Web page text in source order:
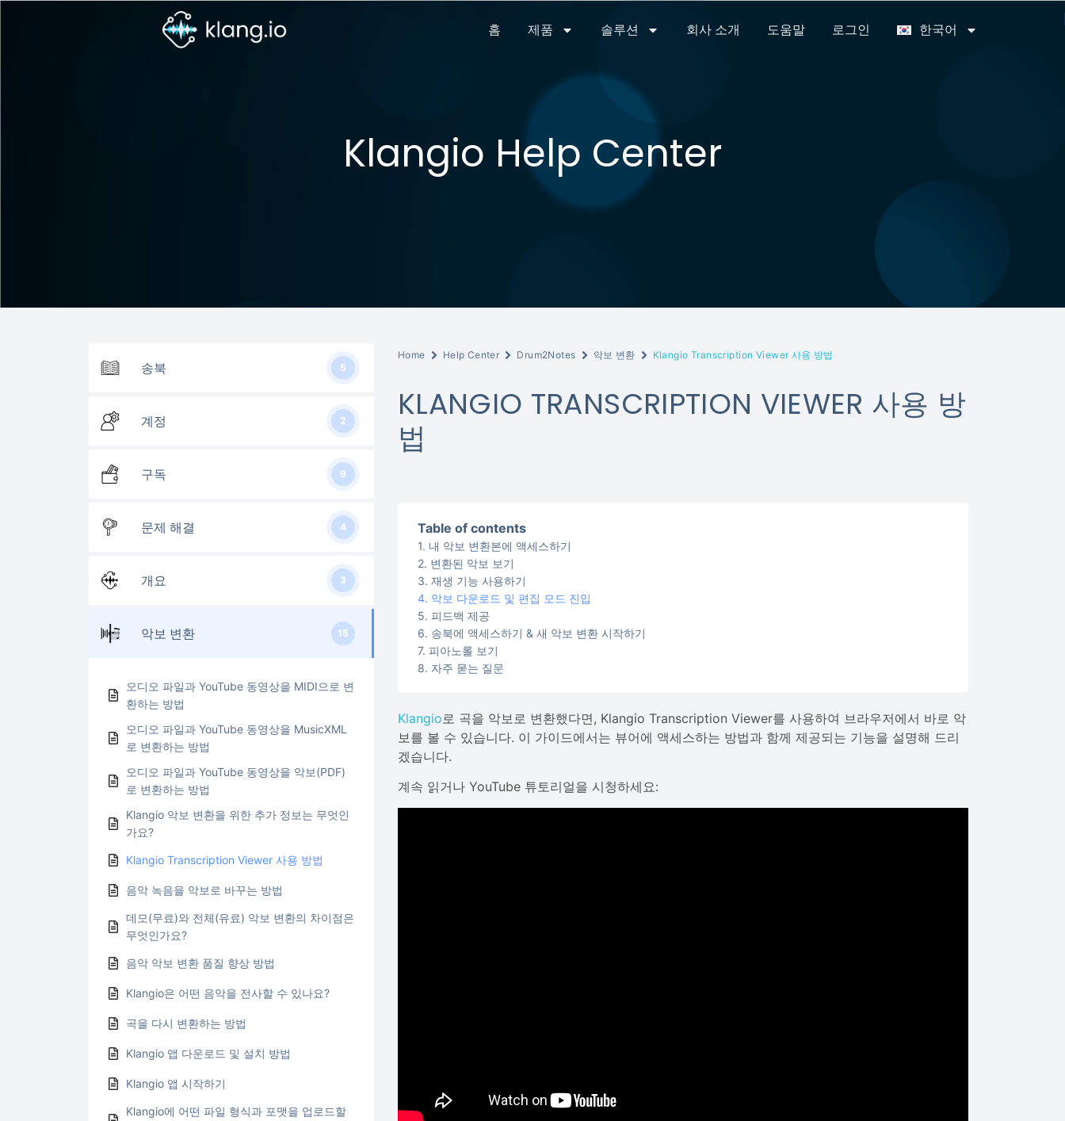
홈 제품 솔루션 회사 소개 도움말 로그인 한국어
Klangio Help Center
송북 5
계정 2
구독 9
문제 해결 4
개요 3
악보 변환 15
오디오 파일과 YouTube 동영상을 MIDI으로 변
환하는 방법
오디오 파일과 YouTube 동영상을 MusicXML
로 변환하는 방법
오디오 파일과 YouTube 동영상을 악보(PDF)
로 변환하는 방법
Klangio 악보 변환을 위한 추가 정보는 무엇인
가요?
Klangio Transcription Viewer 사용 방법
음악 녹음을 악보로 바꾸는 방법
데모(무료)와 전체(유료) 악보 변환의 차이점은
무엇인가요?
음악 악보 변환 품질 향상 방법
Klangio은 어떤 음악을 전사할 수 있나요?
곡을 다시 변환하는 방법
Klangio 앱 다운로드 및 설치 방법
Klangio 앱 시작하기
Klangio에 어떤 파일 형식과 포맷을 업로드할
Home Help Center Drum2Notes 악보 변환 Klangio Transcription Viewer 사용 방법
KLANGIO TRANSCRIPTION VIEWER 사용 방
법
Table of contents
내 악보 변환본에 액세스하기
변환된 악보 보기
재생 기능 사용하기
악보 다운로드 및 편집 모드 진입
피드백 제공
송북에 액세스하기 & 새 악보 변환 시작하기
피아노롤 보기
자주 묻는 질문
Klangio로 곡을 악보로 변환했다면, Klangio Transcription Viewer를 사용하여 브라우저에서 바로 악
보를 볼 수 있습니다. 이 가이드에서는 뷰어에 액세스하는 방법과 함께 제공되는 기능을 설명해 드리
겠습니다.
계속 읽거나 YouTube 튜토리얼을 시청하세요: